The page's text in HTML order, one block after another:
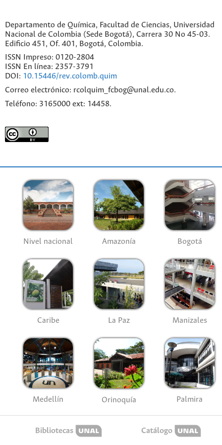
Departamento de Química, Facultad de Ciencias, Universidad
Nacional de Colombia (Sede Bogotá), Carrera 30 No 45-03.
Edificio 451, Of. 401, Bogotá, Colombia.
ISSN Impreso: 0120-2804
ISSN En línea: 2357-3791
DOI: 10.15446/rev.colomb.quim
Correo electrónico: rcolquim_fcbog@unal.edu.co.
Teléfono: 3165000 ext: 14458.
Nivel nacional Amazonía Bogotá
Caribe La Paz Manizales
Medellín Orinoquía Palmira
Bibliotecas Catálogo